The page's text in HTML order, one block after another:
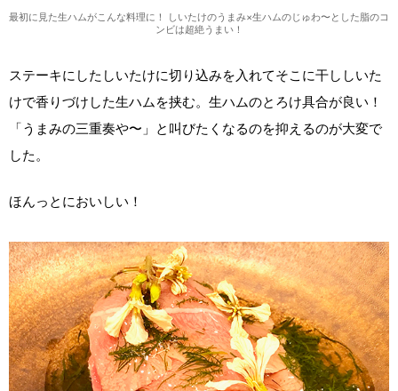
最初に見た生ハムがこんな料理に！ しいたけのうまみ×生ハムのじゅわ〜とした脂のコ
ンビは超絶うまい！
ステーキにしたしいたけに切り込みを入れてそこに干ししいた
けで香りづけした生ハムを挟む。生ハムのとろけ具合が良い！
「うまみの三重奏や〜」と叫びたくなるのを抑えるのが大変で
した。
ほんっとにおいしい！